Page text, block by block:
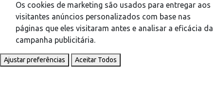
Os cookies de marketing são usados para entregar aos
visitantes anúncios personalizados com base nas
páginas que eles visitaram antes e analisar a eficácia da
campanha publicitária.
Ajustar preferências Aceitar Todos